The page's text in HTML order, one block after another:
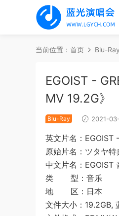
当前位置： 首页 Blu-Ray
EGOIST -
MV 19.2G》
Blu-Ray 2021-
英文片名：EGOIST
原始片名：ツタヤ
中文片名：EGOIST
类 型：音乐
地 区：日本
文件大小：19.2GB,